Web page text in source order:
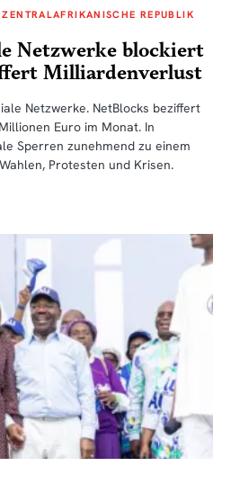
ZENTRALAFRIKANISCHE REPUBLIK
Netzwerke blockiert
Milliardenverlust
Netzwerke. NetBlocks beziffert
Euro im Monat. In
Sperren zunehmend zu einem
Protesten und Krisen.